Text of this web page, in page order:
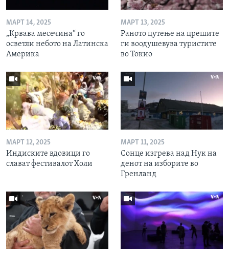
МАРТ 14, 2025
„Крвава месечина“ го
осветли небото на Латинска
Америка
МАРТ 13, 2025
Раното цутење на црешите
ги воодушевува туристите
во Токио
МАРТ 12, 2025
Индиските вдовици го
слават фестивалот Холи
МАРТ 11, 2025
Сонце изгрева над Нук на
денот на изборите во
Гренланд